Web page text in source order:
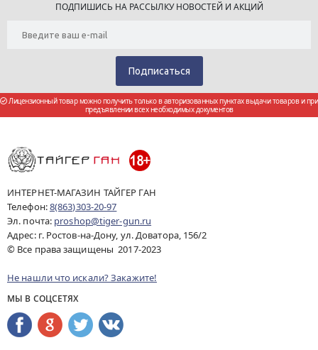
ПОДПИШИСЬ НА РАССЫЛКУ НОВОСТЕЙ И АКЦИЙ
Лицензионный товар можно получить только в авторизованных пунктах выдачи товаров и при
предъявлении всех необходимых документов
ИНТЕРНЕТ-МАГАЗИН ТАЙГЕР ГАН
Телефон:8(863)303-20-97
Эл. почта: proshop@tiger-gun.ru
Адрес: г. Ростов-на-Дону, ул. Доватора, 156/2
© Все права защищены 2017-2023
Не нашли что искали? Закажите!
МЫ В СОЦСЕТЯХ